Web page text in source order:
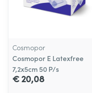
Cosmopor
Cosmopor E Latexfree
7,2x5cm 50 P/s
€ 20,08